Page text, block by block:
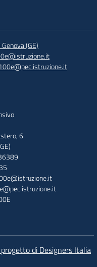
(GE)
6
di Designers Italia